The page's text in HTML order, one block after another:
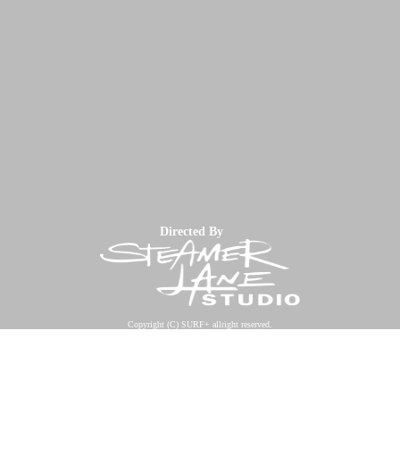
Directed By
Copyright (C) SURF+ allright reserved.